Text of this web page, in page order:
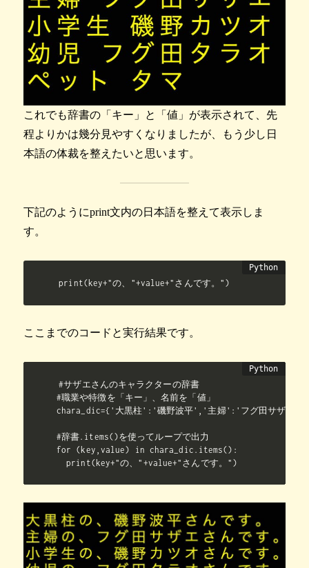
これでも辞書の「キー」と「値」が表示されて、先
程よりかは幾分見やすくなりましたが、もう少し日
本語の体裁を整えたいと思います。
下記のようにprint文内の日本語を整えて表示しま
す。
print(key+"の、"+value+"さんです。")
ここまでのコードと実行結果です。
#サザエさんのキャラクターの辞書
#職業や特徴を「キー」、名前を「値」
chara_dic={'大黒柱':'磯野波平','主婦':'フグ田サザ
#辞書.items()を使ってループで出力
for (key,value) in chara_dic.items():
  print(key+"の、"+value+"さんです。")